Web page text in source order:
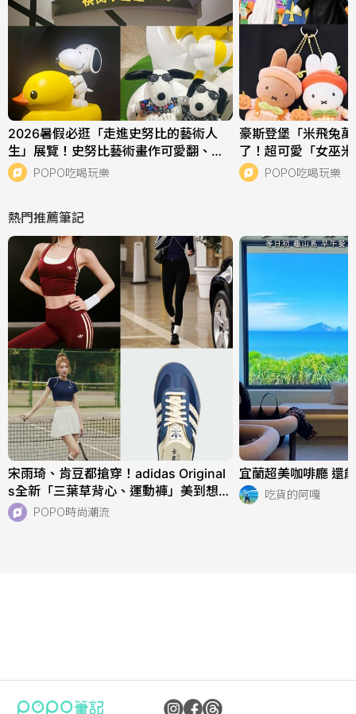
2026暑假必逛「走進史努比的藝術人
生」展覽！史努比藝術畫作可愛翻、還
有「飛耳史努比」限定周邊要買！
POPO吃喝玩樂
豪斯登堡「米飛兔
了！超可愛「女巫
蘭妮吊飾」必衝亮
POPO吃喝玩樂
熱門推薦筆記
宋雨琦、肯豆都搶穿！adidas Original
s全新「三葉草背心、運動褲」美到想天
天穿！直接當日常穿也超適合！
POPO時尚潮流
宜蘭超美咖啡廳 還
吃貨的阿嘎